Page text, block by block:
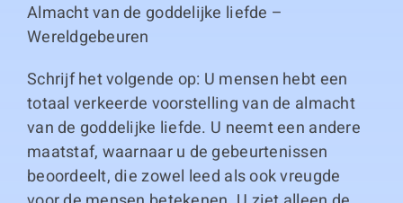
Thema boeken
Duitse boeken
Links
Almacht van de goddelijke liefde –
Wereldgebeuren
Schrijf het volgende op: U mensen hebt een
totaal verkeerde voorstelling van de almacht
van de goddelijke liefde. U neemt een andere
maatstaf, waarnaar u de gebeurtenissen
beoordeelt, die zowel leed als ook vreugde